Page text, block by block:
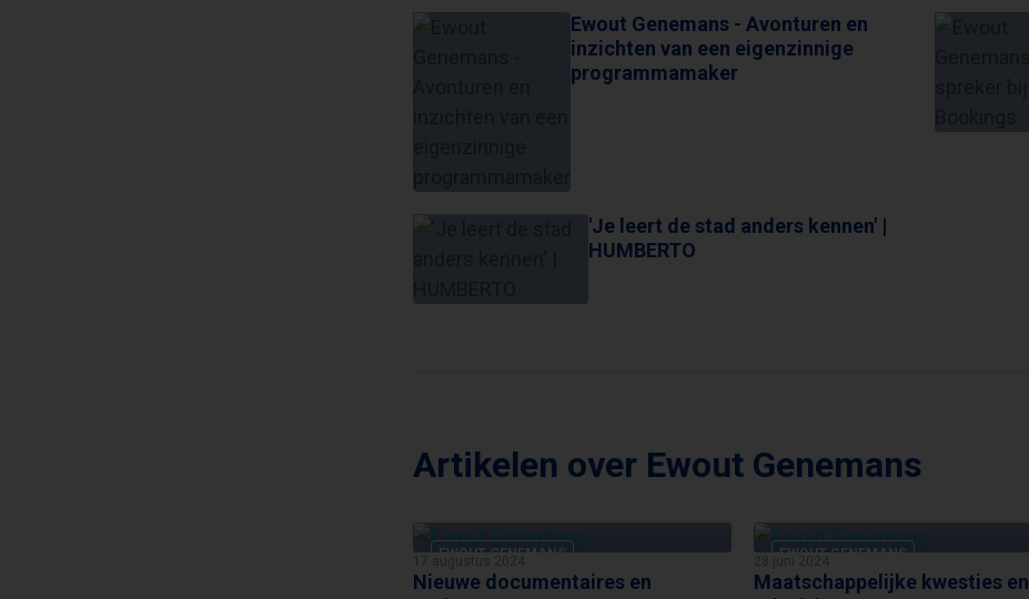
Ewout Genemans - Avonturen en
inzichten van een eigenzinnige
programmamaker
'Je leert de stad anders kennen' |
HUMBERTO
Artikelen over Ewout Genemans
EWOUT GENEMANS
Nieuwe documentaires en
EWOUT GENEMANS
Maatschappelijke kwesties en